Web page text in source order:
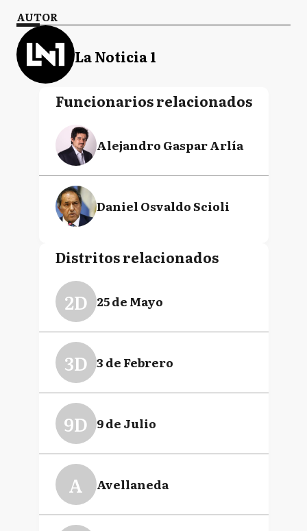
AUTOR
La Noticia 1
Funcionarios relacionados
Alejandro Gaspar Arlía
Daniel Osvaldo Scioli
Distritos relacionados
2D 25 de Mayo
3D 3 de Febrero
9D 9 de Julio
A Avellaneda